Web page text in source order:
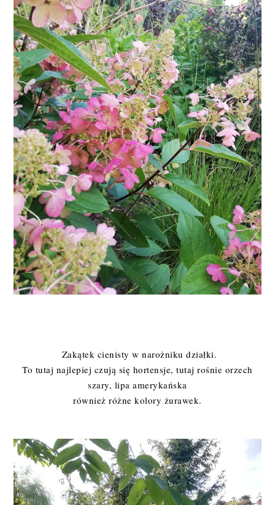
Zakątek cienisty w narożniku działki.
To tutaj najlepiej czują się hortensje, tutaj rośnie orzech
szary, lipa amerykańska
również różne kolory żurawek.